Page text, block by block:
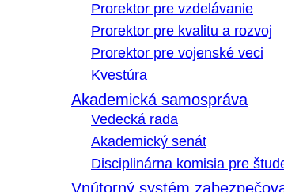
Prorektor pre vzdelávanie
Prorektor pre kvalitu a rozvoj
Prorektor pre vojenské veci
Kvestúra
Akademická samospráva
Vedecká rada
Akademický senát
Disciplinárna komisia pre
Vnútorný systém